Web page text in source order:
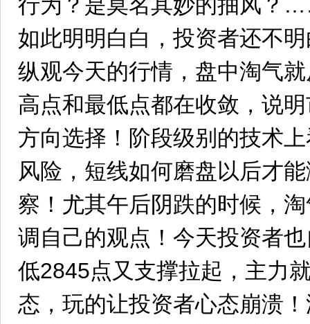
如此明明白白，投资者还不
纵观今天的行情，盘中淘气
高点和最低点都在收敛，说
方向选择！阶段级别的技术
风险，短线如何磨盘以后才
察！尤其午后阴跌的时候，
调自己的观点！今天投资者
低2845点又支撑拉起，主力
态，玩的让投资者心态崩溃